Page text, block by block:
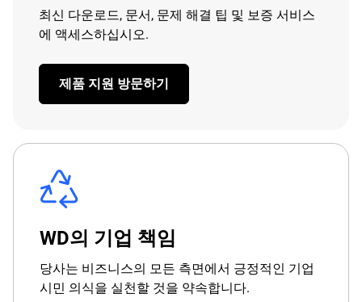
최신 다운로드, 문서, 문제 해결 팁 및 보증 서비스
에 액세스하십시오.
제품 지원 방문하기
WD의 기업 책임
당사는 비즈니스의 모든 측면에서 긍정적인 기업
시민 의식을 실천할 것을 약속합니다.